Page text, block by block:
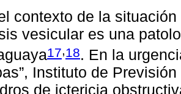
contexto de la
vesicular es una
17,18. En la
Instituto de
de ictericia